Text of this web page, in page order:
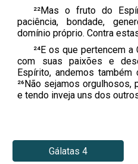
²²Mas o fruto do
paciência, bondade,
domínio próprio. Contra
²⁴E os que pertencem
com suas paixões e
Espírito, andemos
²⁶Não sejamos
e tendo inveja uns dos
Gálatas 4